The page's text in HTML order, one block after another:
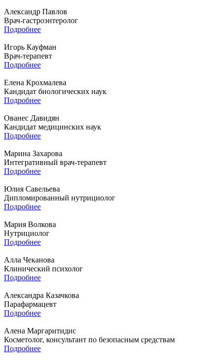
Александр Павлов
Врач-гастроэнтеролог
Подробнее
Игорь Кауфман
Врач-терапевт
Подробнее
Елена Крохмалева
Кандидат биологических наук
Подробнее
Ованес Давидян
Кандидат медицинских наук
Подробнее
Марина Захарова
Интегративный врач-терапевт
Подробнее
Юлия Савельева
Дипломированный нутрициолог
Подробнее
Мария Волкова
Нутрициолог
Подробнее
Алла Чеканова
Клинический психолог
Подробнее
Александра Казачкова
Парафармацевт
Подробнее
Алена Маргаритидис
Косметолог, консультант по безопасным средствам
Подробнее